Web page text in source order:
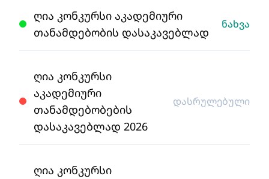
ღია კონკურსი აკადემიური
თანამდებობის დასაკავებლად
ნახვა
ღია კონკურსი
აკადემიური
თანამდებობების
დასაკავებლად 2026
დასრულებული
ღია კონკურსი